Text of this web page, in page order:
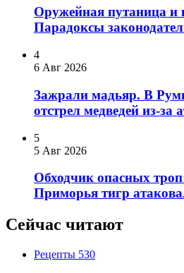
Оружейная путаница и
Парадоксы
4
6 Авг 2026
Зажрали мадьяр. В
отстрел медведей из-за
5
5 Авг 2026
Обходчик опасных
Приморья тигр
Сейчас читают
Рецепты 530